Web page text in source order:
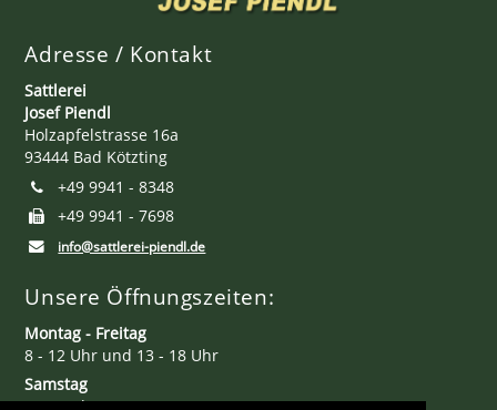
Adresse / Kontakt
Sattlerei
Josef Piendl
Holzapfelstrasse 16a
93444 Bad Kötzting
+49 9941 - 8348
+49 9941 - 7698
info@sattlerei-piendl.de
Unsere Öffnungszeiten:
Montag - Freitag
8 - 12 Uhr und 13 - 18 Uhr
Samstag